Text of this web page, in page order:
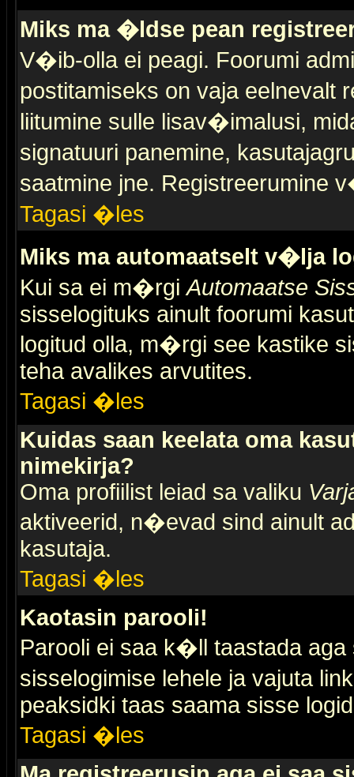
Miks ma �ldse pean
V�ib-olla ei peagi. Foorumi
postitamiseks on vaja eelnevalt
liitumine sulle lisav�imalusi,
signatuuri panemine,
saatmine jne. Registreerumine
Tagasi �les
Miks ma automaatselt v�lja
Kui sa ei m�rgiAutomaatse
sisselogituks ainult foorumi
logitud olla, m�rgi see kastike
teha avalikes arvutites.
Tagasi �les
Kuidas saan keelata oma
nimekirja?
Oma profiilist leiad sa valiku
aktiveerid, n�evad sind ainult
kasutaja.
Tagasi �les
Kaotasin parooli!
Parooli ei saa k�ll taastada aga
sisselogimise lehele ja vajuta
peaksidki taas saama sisse
Tagasi �les